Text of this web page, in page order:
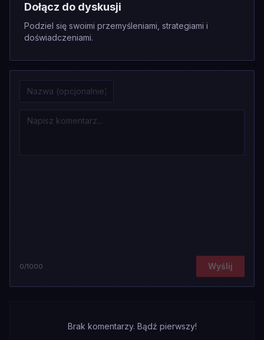
Dołącz do dyskusji
Podziel się swoimi przemyśleniami, strategiami i
doświadczeniami.
0/1000 Wyślij
Brak komentarzy. Bądź pierwszy!